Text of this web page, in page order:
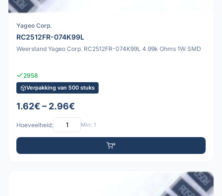
Yageo Corp.
RC2512FR-074K99L
Weerstand Yageo Corp. RC2512FR-074K99L 4.99k Ohms 1W SMD
2958
Verpakking van 500 stuks
1.62€ – 2.96€
Hoeveelheid: Min: 1